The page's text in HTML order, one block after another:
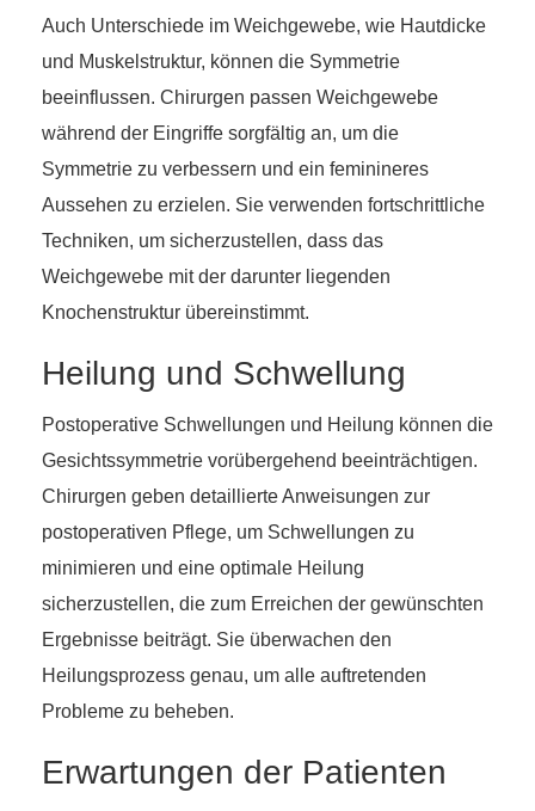
Auch Unterschiede im Weichgewebe, wie Hautdicke
und Muskelstruktur, können die Symmetrie
beeinflussen. Chirurgen passen Weichgewebe
während der Eingriffe sorgfältig an, um die
Symmetrie zu verbessern und ein feminineres
Aussehen zu erzielen. Sie verwenden fortschrittliche
Techniken, um sicherzustellen, dass das
Weichgewebe mit der darunter liegenden
Knochenstruktur übereinstimmt.
Heilung und Schwellung
Postoperative Schwellungen und Heilung können die
Gesichtssymmetrie vorübergehend beeinträchtigen.
Chirurgen geben detaillierte Anweisungen zur
postoperativen Pflege, um Schwellungen zu
minimieren und eine optimale Heilung
sicherzustellen, die zum Erreichen der gewünschten
Ergebnisse beiträgt. Sie überwachen den
Heilungsprozess genau, um alle auftretenden
Probleme zu beheben.
Erwartungen der Patienten